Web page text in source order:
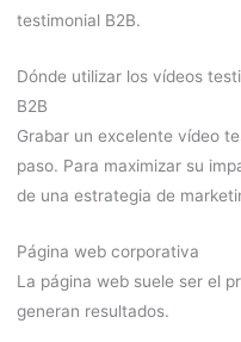
testimonial B2B.
Dónde utilizar los vídeos
B2B
Grabar un excelente vídeo
paso. Para maximizar su
de una estrategia de
Página web corporativa
La página web suele ser el
generan resultados.